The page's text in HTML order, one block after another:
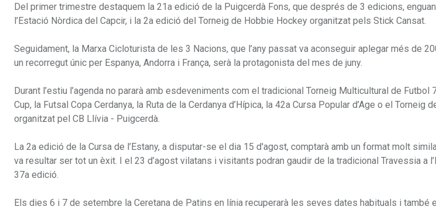
Del primer trimestre destaquem la 21a edició de la Puigcerdà Fons, que després de 3 edicions,
l’Estació Nòrdica del Capcir, i la 2a edició del Torneig de Hobbie Hockey organitzat pels Stick Cansat.
Seguidament, la Marxa Cicloturista de les 3 Nacions, que l’any passat va aconseguir aplegar més de
un recorregut únic per Espanya, Andorra i França, serà la protagonista del mes de juny.
Durant l’estiu l’agenda no pararà amb esdeveniments com el tradicional Torneig Multicultural de Futbol
Cup, la Futsal Copa Cerdanya, la Ruta de la Cerdanya d’Hípica, la 42a Cursa Popular d’Age o el Torneig
organitzat pel CB Llívia - Puigcerdà.
La 2a edició de la Cursa de l’Estany, a disputar-se el dia 15 d'agost, comptarà amb un format molt
va resultar ser tot un èxit. I el 23 d’agost vilatans i visitants podran gaudir de la tradicional Travessia a
37a edició.
Els dies 6 i 7 de setembre la Ceretana de Patins en línia recuperarà les seves dates habituals i també